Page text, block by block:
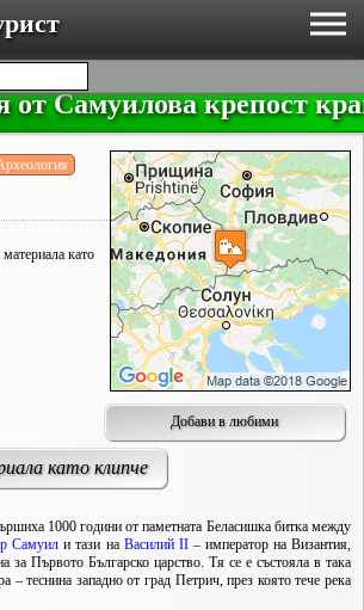
от Самуилова крепост
Добави в любими
като
като клипче
1000 години от паметната Беласишка битка между
Самуил и тази на Василий II– император на Византия,
за Първото Българско царство. Тя се е състояла в така
– теснина западно от град Петрич, през която тече река